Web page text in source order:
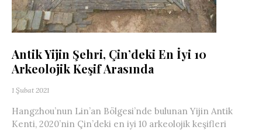
Antik Yijin Şehri, Çin’deki En İyi 10
Arkeolojik Keşif Arasında
1 Şubat 2021
Hangzhou’nun Lin’an Bölgesi’nde bulunan Yijin Antik
Kenti, 2020’nin Çin’deki en iyi 10 arkeolojik keşifleri